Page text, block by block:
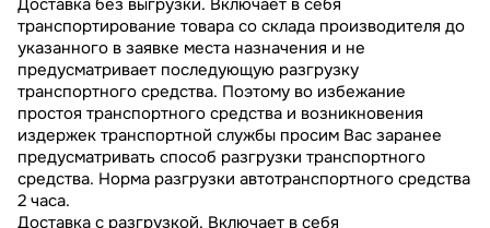
транспортирование товара со склада производителя до
указанного в заявке места назначения и не
предусматривает последующую разгрузку
транспортного средства. Поэтому во избежание
простоя транспортного средства и возникновения
издержек транспортной службы просим Вас заранее
предусматривать способ разгрузки транспортного
средства. Норма разгрузки автотранспортного средства
2 часа.
Доставка с разгрузкой. Включает в себя